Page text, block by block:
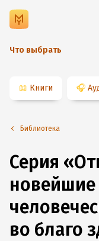
Что выбрать
📖 Книги 🎧
Библиотека
Серия
новейшие
во благо